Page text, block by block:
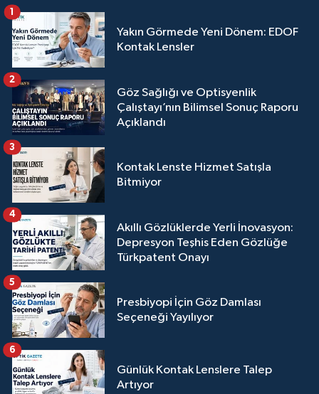
Yakın Görmede Yeni Dönem: EDOF
Kontak Lensler
1
Göz Sağlığı ve Optisyenlik
Çalıştayı’nın Bilimsel Sonuç Raporu
Açıklandı
2
Kontak Lenste Hizmet Satışla
Bitmiyor
3
Akıllı Gözlüklerde Yerli İnovasyon:
Depresyon Teşhis Eden Gözlüğe
Türkpatent Onayı
4
Presbiyopi İçin Göz Damlası
Seçeneği Yayılıyor
5
Günlük Kontak Lenslere Talep
Artıyor
6